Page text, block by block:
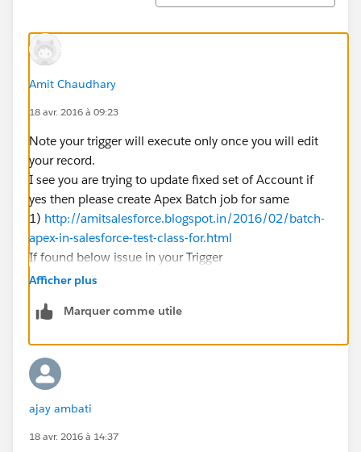
cn.MobilePhone==null)
// {
cn.MobilePhone ='99999999999';
}
}
}
}
}
Amit Chaudhary
18 avr. 2016 à 09:23
Note your trigger will execute only once you will edit
your record.
I see you are trying to update fixed set of Account if
yes then please create Apex Batch job for same
1) http://amitsalesforce.blogspot.in/2016/02/batch-
apex-in-salesforce-test-class-for.html
If found below issue in your Trigger
1) You are try to update fixed set of acoount record i
2) DML inside For loop
{
    if(trigger.isafter)
    {
        if(trigger.isupdate)
Afficher plus
Marquer comme utile
ajay ambati
18 avr. 2016 à 14:37